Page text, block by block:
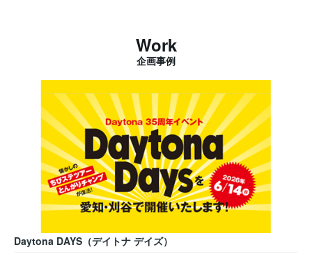
Work
企画事例
Daytona DAYS（デイトナ デイズ）